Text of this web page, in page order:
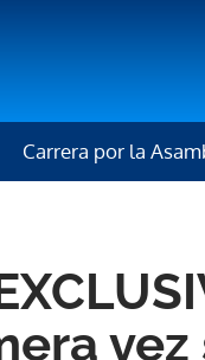
Carrera por la